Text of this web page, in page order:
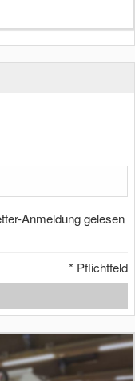
Anmeldung gelesen
* Pflichtfeld